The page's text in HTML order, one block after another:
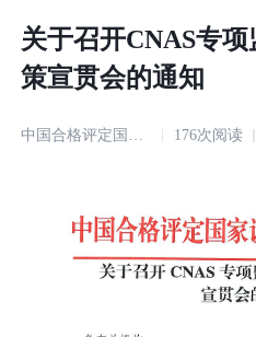
关于召开CNAS专
策宣贯会的通知
176次阅读